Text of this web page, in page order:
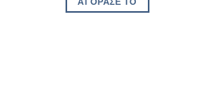
€64,90.